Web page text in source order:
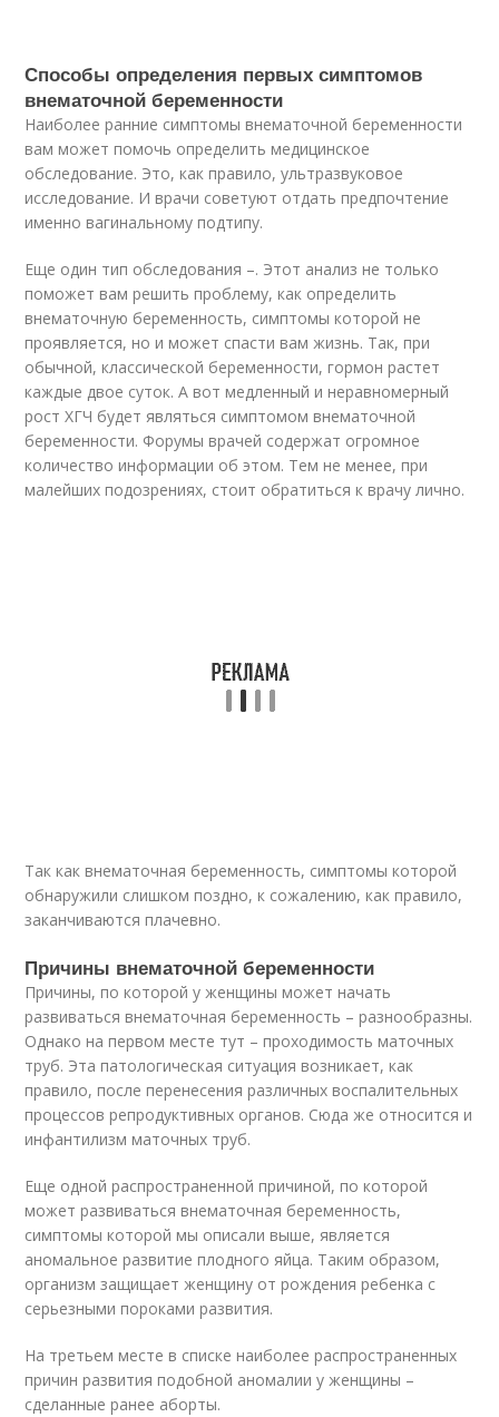
Способы определения первых симптомов
внематочной беременности
Наиболее ранние симптомы внематочной беременности
вам может помочь определить медицинское
обследование. Это, как правило, ультразвуковое
исследование. И врачи советуют отдать предпочтение
именно вагинальному подтипу.
Еще один тип обследования –. Этот анализ не только
поможет вам решить проблему, как определить
внематочную беременность, симптомы которой не
проявляется, но и может спасти вам жизнь. Так, при
обычной, классической беременности, гормон растет
каждые двое суток. А вот медленный и неравномерный
рост ХГЧ будет являться симптомом внематочной
беременности. Форумы врачей содержат огромное
количество информации об этом. Тем не менее, при
малейших подозрениях, стоит обратиться к врачу лично.
Так как внематочная беременность, симптомы которой
обнаружили слишком поздно, к сожалению, как правило,
заканчиваются плачевно.
Причины внематочной беременности
Причины, по которой у женщины может начать
развиваться внематочная беременность – разнообразны.
Однако на первом месте тут – проходимость маточных
труб. Эта патологическая ситуация возникает, как
правило, после перенесения различных воспалительных
процессов репродуктивных органов. Сюда же относится и
инфантилизм маточных труб.
Еще одной распространенной причиной, по которой
может развиваться внематочная беременность,
симптомы которой мы описали выше, является
аномальное развитие плодного яйца. Таким образом,
организм защищает женщину от рождения ребенка с
серьезными пороками развития.
На третьем месте в списке наиболее распространенных
причин развития подобной аномалии у женщины –
сделанные ранее аборты.